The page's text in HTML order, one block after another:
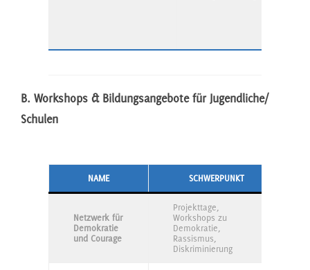
B. Workshops & Bildungsangebote für Jugendliche/
Schulen
NAME SCHWERPUNKT
Netzwerk für
Demokratie
und Courage
Projekttage,
Workshops zu
Demokratie,
Rassismus,
Diskriminierung